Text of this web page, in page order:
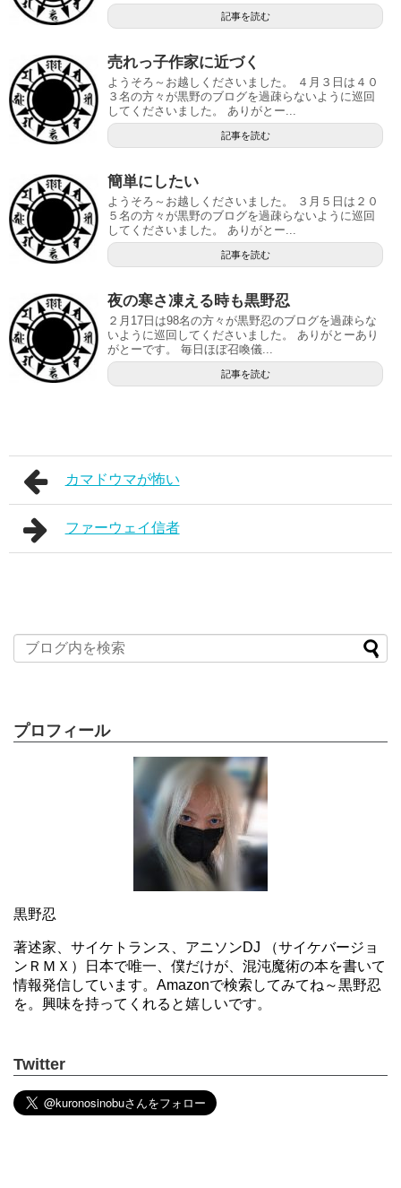
記事を読む
売れっ子作家に近づく
ようそろ～お越しくださいました。 ４月３日は４０
３名の方々が黒野のブログを過疎らないように巡回
してくださいました。 ありがとー...
記事を読む
簡単にしたい
ようそろ～お越しくださいました。 ３月５日は２０
５名の方々が黒野のブログを過疎らないように巡回
してくださいました。 ありがとー...
記事を読む
夜の寒さ凍える時も黒野忍
２月17日は98名の方々が黒野忍のブログを過疎らな
いように巡回してくださいました。 ありがとーあり
がとーです。 毎日ほぼ召喚儀...
記事を読む
カマドウマが怖い
ファーウェイ信者
プロフィール
黒野忍
著述家、サイケトランス、アニソンDJ （サイケバージョ
ンＲＭＸ）日本で唯一、僕だけが、混沌魔術の本を書いて
情報発信しています。Amazonで検索してみてね～黒野忍
を。興味を持ってくれると嬉しいです。
Twitter